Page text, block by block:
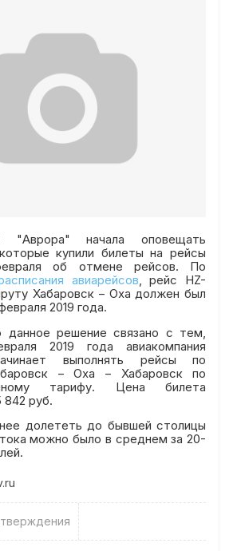
"Аврора" начала оповещать
купили билеты на рейсы
об отмене рейсов. По
авиарейсов, рейс HZ-
Хабаровск – Оха должен был
2019 года.
данное решение связано с тем,
2019 года авиакомпания
выполнять рейсы по
– Оха – Хабаровск по
тарифу. Цена билета
842 руб.
долететь до бывшей столицы
можно было в среднем за 20-